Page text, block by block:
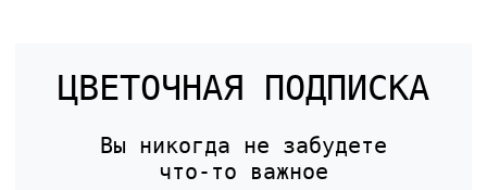
ЦВЕТОЧНАЯ ПОДПИСКА
Вы никогда не забудете
что-то важное